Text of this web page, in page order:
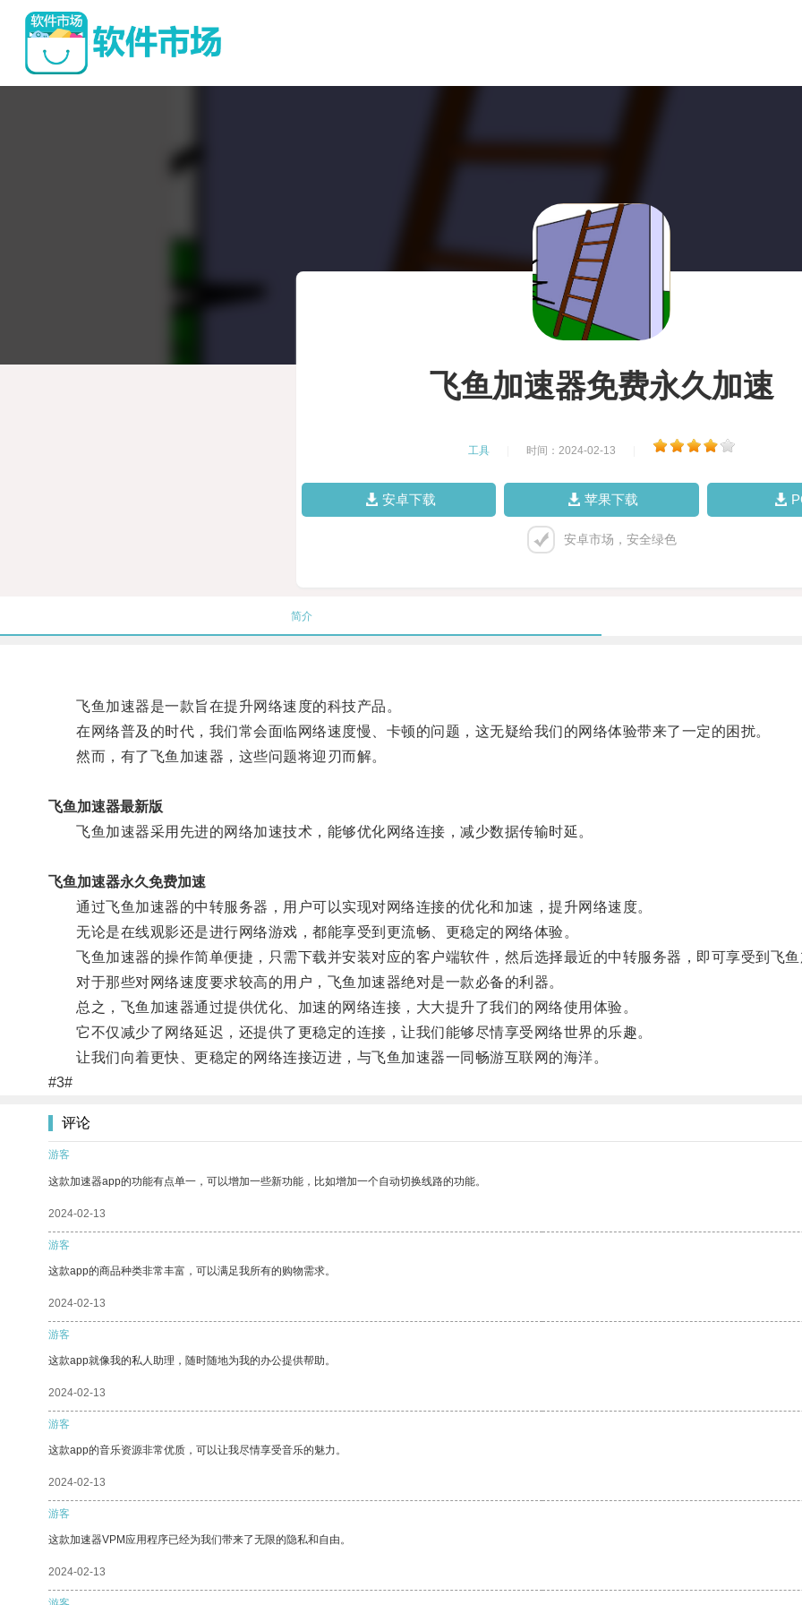
飞鱼加速器免费永久加速
工具 时间：2024-02-13
安卓下载 苹果下载
安卓市场，安全绿色
简介
飞鱼加速器是一款旨在提升网络速度的科技产品。
在网络普及的时代，我们常会面临网络速度慢、卡顿的问题，这无疑给我们的网络体验带来了一定的困扰。
然而，有了飞鱼加速器，这些问题将迎刃而解。
飞鱼加速器最新版
飞鱼加速器采用先进的网络加速技术，能够优化网络连接，减少数据传输时延。
飞鱼加速器永久免费加速
通过飞鱼加速器的中转服务器，用户可以实现对网络连接的优化和加速，提升网络速度。
无论是在线观影还是进行网络游戏，都能享受到更流畅、更稳定的网络体验。
飞鱼加速器的操作简单便捷，只需下载并安装对应的客户端软件，然后选择最近的中转服务器，即可享受到飞鱼
对于那些对网络速度要求较高的用户，飞鱼加速器绝对是一款必备的利器。
总之，飞鱼加速器通过提供优化、加速的网络连接，大大提升了我们的网络使用体验。
它不仅减少了网络延迟，还提供了更稳定的连接，让我们能够尽情享受网络世界的乐趣。
让我们向着更快、更稳定的网络连接迈进，与飞鱼加速器一同畅游互联网的海洋。
#3#
评论
游客
这款加速器app的功能有点单一，可以增加一些新功能，比如增加一个自动切换线路的功能。
2024-02-13
游客
这款app的商品种类非常丰富，可以满足我所有的购物需求。
2024-02-13
游客
这款app就像我的私人助理，随时随地为我的办公提供帮助。
2024-02-13
游客
这款app的音乐资源非常优质，可以让我尽情享受音乐的魅力。
2024-02-13
游客
这款加速器VPM应用程序已经为我们带来了无限的隐私和自由。
2024-02-13